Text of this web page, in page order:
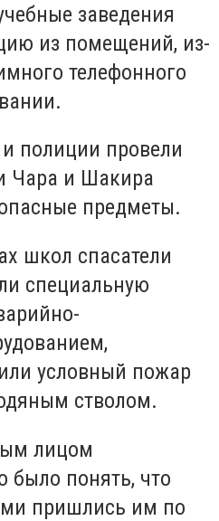
заведения
из помещений, из-
телефонного
полиции провели
Чара и Шакира
предметы.
школ спасатели
специальную
условный пожар
стволом.
лицом
понять, что
пришлись им по